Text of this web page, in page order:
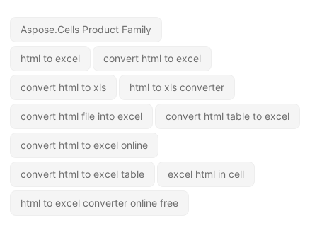
Aspose.Cells Product Family
html to excel convert html to excel
convert html to xls html to xls converter
convert html file into excel convert html table to excel
convert html to excel online
convert html to excel table excel html in cell
html to excel converter online free